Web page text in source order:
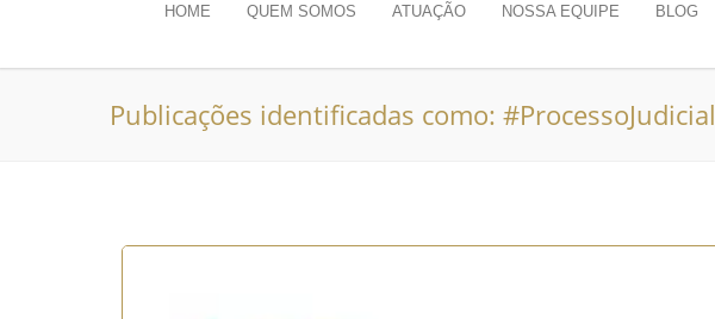
HOME QUEM SOMOS ATUAÇÃO NOSSA EQUIPE BLOG
Publicações identificadas como: #ProcessoJudicial